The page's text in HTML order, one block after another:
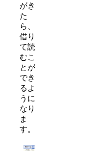
がき
た
ら、
借り
て読
むこ
とが
でき
るよ
うに
なり
ま
す。